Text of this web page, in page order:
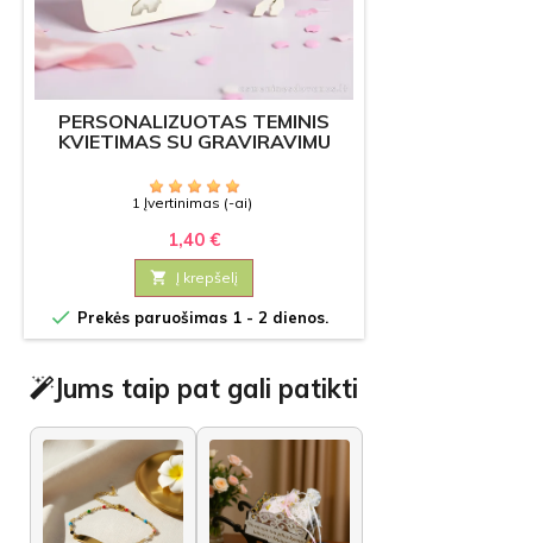
PERSONALIZUOTAS TEMINIS
KVIETIMAS SU GRAVIRAVIMU
1 Įvertinimas (-ai)
1,40 €
 Į krepšelį
 Prekės paruošimas 1 - 2 dienos.
Jums taip pat gali patikti